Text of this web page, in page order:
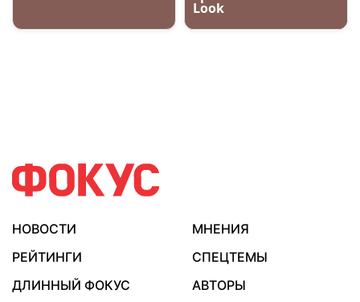
НОВОСТИ
МНЕНИЯ
РЕЙТИНГИ
СПЕЦТЕМЫ
ДЛИННЫЙ ФОКУС
АВТОРЫ